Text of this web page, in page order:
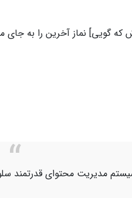
که گویى] نماز آخرین را به جاى
مدیریت محتوای قدرتمند